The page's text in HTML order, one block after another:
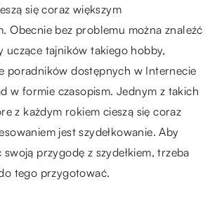
się coraz większym
Obecnie bez problemu można znaleźć
uczące tajników takiego hobby,
poradników dostępnych w Internecie
w formie czasopism. Jednym z takich
z każdym rokiem cieszą się coraz
jest szydełkowanie. Aby
przygodę z szydełkiem, trzeba
tego przygotować.